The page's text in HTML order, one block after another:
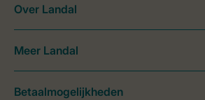
Over Landal
Meer Landal
Betaalmogelijkheden